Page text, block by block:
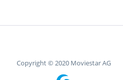
Copyright © 2020 Moviestar AG